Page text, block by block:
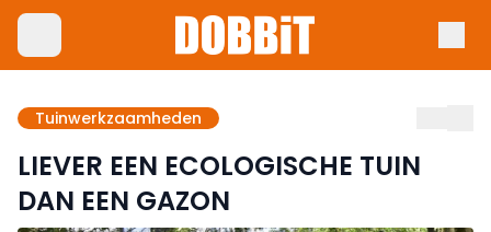
Tuinwerkzaamheden
LIEVER EEN ECOLOGISCHE TUIN
DAN EEN GAZON